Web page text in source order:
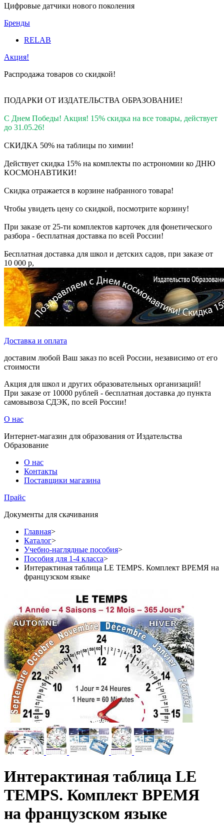
Цифровые датчики нового поколения
Бренды
RELAB
Акция!
Распродажа товаров со скидкой!
ПОДАРКИ ОТ ИЗДАТЕЛЬСТВА ОБРАЗОВАНИЕ!
С Днем Победы! Акция! 15% скидка на все товары, действует
до 31.05.26!
СКИДКА 50% на таблицы по химии!
Действует скидка 15% на комплекты по астрономии ко ДНЮ
КОСМОНАВТИКИ!
Скидка отражается в корзине набранного товара!
Чтобы увидеть цену со скидкой, посмотрите корзину!
При заказе от 25-ти комплектов карточек для фонетического
разбора - бесплатная доставка по всей России!
Бесплатная доставка для школ и детских садов, при заказе от
10 000 р,
Доставка и оплата
доставим любой Ваш заказ по всей России, независимо от его
стоимости
Акция для школ и других образовательных организаций!
При заказе от 10000 рублей - бесплатная доставка до пункта
самовывоза СДЭК, по всей России!
О нас
Интернет-магазин для образования от Издательства
Образование
О нас
Контакты
Поставщики магазина
Прайс
Документы для скачивания
Главная>
Каталог>
Учебно-наглядные пособия>
Пособия для 1-4 класса>
Интерактиная таблица LE TEMPS. Комплект ВРЕМЯ на
французском языке
Интерактиная таблица LE
TEMPS. Комплект ВРЕМЯ
на французском языке